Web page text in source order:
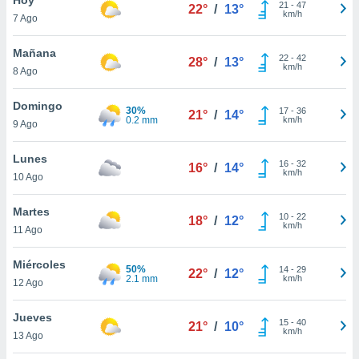
en
más
nuestra
de
cookies
aceptar
7 Ago
22° / 13° 21 - 47
km/h
Mañana
8 Ago
28° / 13° 22- 42
km/h
Domingo
9 Ago
30%
0.2 mm
21° / 14° 17- 36
km/h
Lunes
10 Ago
16° / 14° 16- 32
km/h
Martes
11 Ago
18° / 12° 10- 22
km/h
Miércoles
12 Ago
50%
2.1 mm
22° / 12° 14- 29
km/h
Jueves
13 Ago
21° / 10° 15- 40
km/h